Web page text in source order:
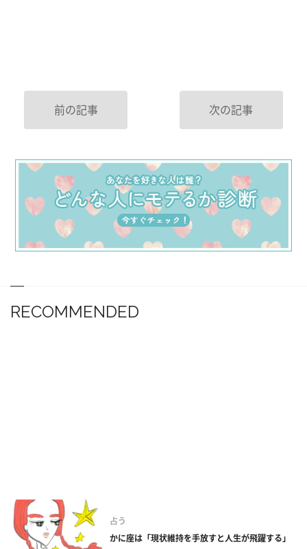
前の記事 次の記事
RECOMMENDED
占う
かに座は「現状維持を手放すと人生が飛躍する」